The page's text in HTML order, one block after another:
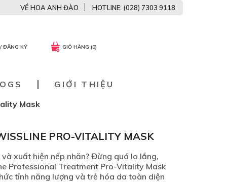
ĐĂNG KÝ GIỎ HÀNG (0)
VỀ HOA ANH ĐÀO HOTLINE: (028) 7303 9118
GIỚI THIỆU
Mask
PRO-VITALITY MASK
xuất hiện nếp nhăn? Đừng quá lo lắng,
Professional Treatment Pro-Vitality Mask
tỉnh năng lượng và trẻ hóa da toàn diện